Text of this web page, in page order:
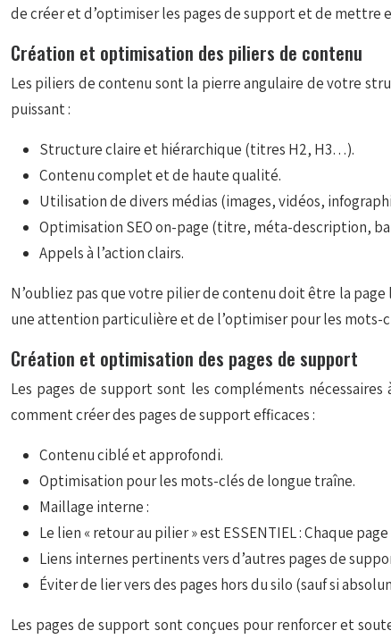
de créer et d’optimiser les pages de support et de mettre
Création et optimisation des piliers de contenu
Les piliers de contenu sont la pierre angulaire de votre
puissant :
Structure claire et hiérarchique (titres H2, H3…).
Contenu complet et de haute qualité.
Utilisation de divers médias (images, vidéos,
Optimisation SEO on-page (titre, méta-description,
Appels à l’action clairs.
N’oubliez pas que votre pilier de contenu doit être la
une attention particulière et de l’optimiser pour les mots-
Création et optimisation des pages de support
Les pages de support sont les compléments
comment créer des pages de support efficaces :
Contenu ciblé et approfondi.
Optimisation pour les mots-clés de longue traîne.
Maillage interne :
Le lien « retour au pilier » est ESSENTIEL : Chaque
Liens internes pertinents vers d’autres pages de
Éviter de lier vers des pages hors du silo (sauf si
Les pages de support sont conçues pour renforcer et